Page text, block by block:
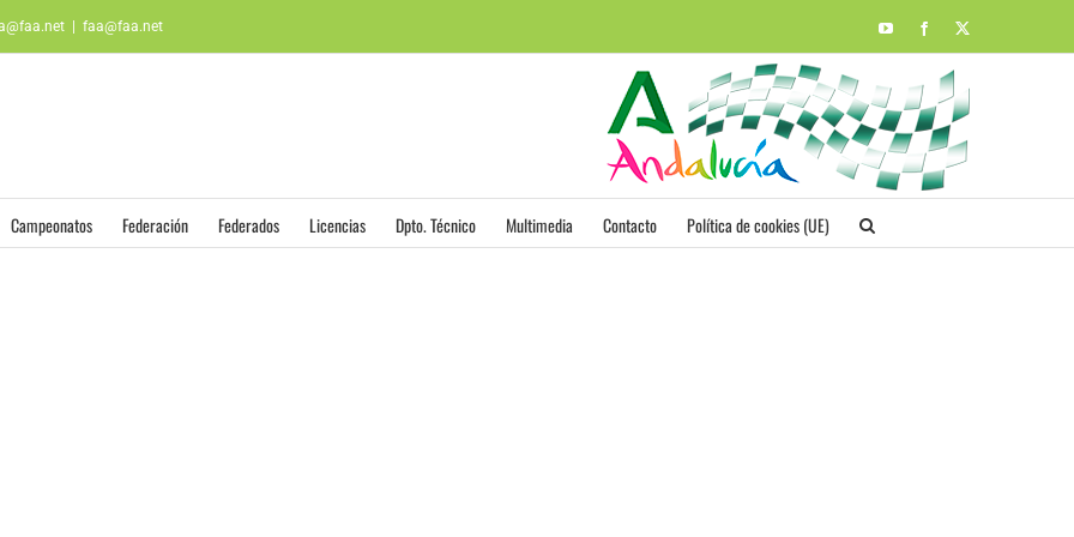
faa@faa.net YouTubeFacebook
Campeonatos Federación Federados Licencias Dpto. Técnico Multimedia Contacto Política de cookies (UE)